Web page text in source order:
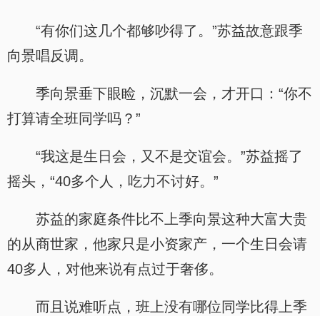
“有你们这几个都够吵得了。”苏益故意跟季
向景唱反调。
季向景垂下眼睑，沉默一会，才开口：“你不
打算请全班同学吗？”
“我这是生日会，又不是交谊会。”苏益摇了
摇头，“40多个人，吃力不讨好。”
苏益的家庭条件比不上季向景这种大富大贵
的从商世家，他家只是小资家产，一个生日会请
40多人，对他来说有点过于奢侈。
而且说难听点，班上没有哪位同学比得上季